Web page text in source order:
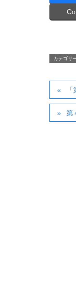
カテゴリ
第